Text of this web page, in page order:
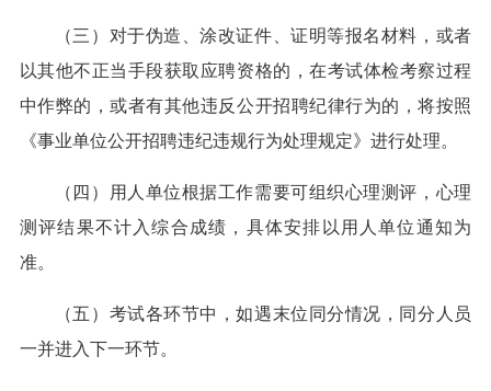
（三）对于伪造、涂改证件、证明等报名材料，或者
以其他不正当手段获取应聘资格的，在考试体检考察过程
中作弊的，或者有其他违反公开招聘纪律行为的，将按照
《事业单位公开招聘违纪违规行为处理规定》进行处理。
（四）用人单位根据工作需要可组织心理测评，心理
测评结果不计入综合成绩，具体安排以用人单位通知为
准。
（五）考试各环节中，如遇末位同分情况，同分人员
一并进入下一环节。